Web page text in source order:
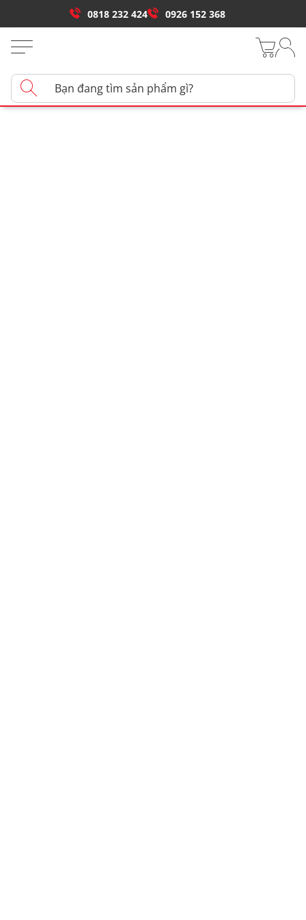
0818 232 424 0926 152 368